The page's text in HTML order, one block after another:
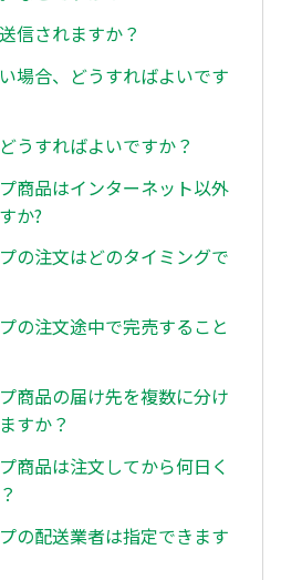
信されますか？
場合、どうすればよいです
うすればよいですか？
商品はインターネット以外
か?
の注文はどのタイミングで
の注文途中で完売すること
商品の届け先を複数に分け
すか？
商品は注文してから何日く
の配送業者は指定できます